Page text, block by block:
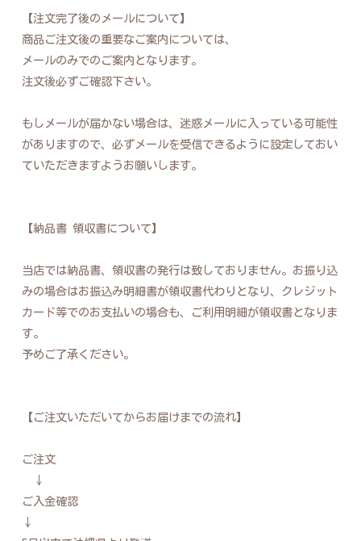
【注文完了後のメールについて】
商品ご注文後の重要なご案内については、
メールのみでのご案内となります。
注文後必ずご確認下さい。
もしメールが届かない場合は、迷惑メールに入っている可能性
がありますので、必ずメールを受信できるように設定しておい
ていただきますようお願いします。
【納品書 領収書について】
当店では納品書、領収書の発行は致しておりません。お振り込
みの場合はお振込み明細書が領収書代わりとなり、クレジット
カード等でのお支払いの場合も、ご利用明細が領収書となりま
す。
予めご了承ください。
【ご注文いただいてからお届けまでの流れ】
ご注文
↓
ご入金確認
↓